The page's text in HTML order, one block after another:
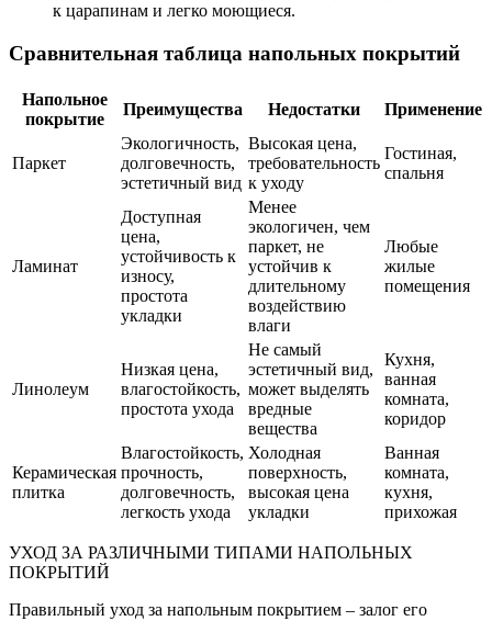
к царапинам и легко моющиеся.
Сравнительная таблица напольных покрытий
Напольное
покрытие
Преимущества Недостатки Применение
Паркет
Экологичность,
долговечность,
эстетичный вид
Высокая цена,
требовательность
к уходу
Гостиная,
спальня
Ламинат
Доступная
цена,
устойчивость к
износу,
простота
укладки
Менее
экологичен, чем
паркет, не
устойчив к
длительному
воздействию
влаги
Любые
жилые
помещения
Линолеум
Низкая цена,
влагостойкость,
простота ухода
Не самый
эстетичный вид,
может выделять
вредные
вещества
Кухня,
ванная
комната,
коридор
Керамическая
плитка
Влагостойкость,
прочность,
долговечность,
легкость ухода
Холодная
поверхность,
высокая цена
укладки
Ванная
комната,
кухня,
прихожая
УХОД ЗА РАЗЛИЧНЫМИ ТИПАМИ НАПОЛЬНЫХ
ПОКРЫТИЙ
Правильный уход за напольным покрытием – залог его